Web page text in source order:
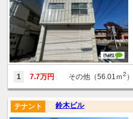
1 7.7万円 その他（56.01ｍ2 ）
鈴木ビル
テナント